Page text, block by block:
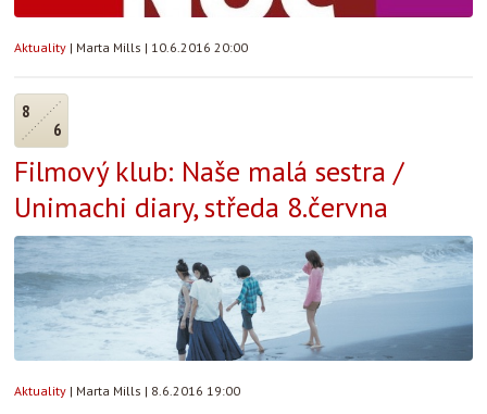
Aktuality | Marta Mills | 10.6.2016 20:00
8
6
Filmový klub: Naše malá sestra /
Unimachi diary, středa 8.června
Aktuality | Marta Mills | 8.6.2016 19:00